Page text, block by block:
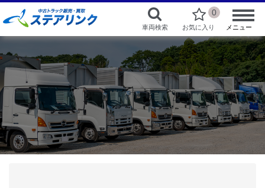
車両検索
0
お気に入り メニュー